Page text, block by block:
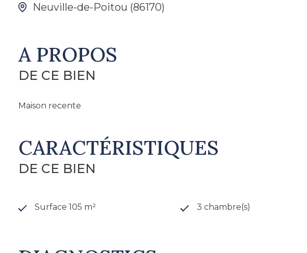
Neuville-de-Poitou (86170)
A PROPOS
DE CE BIEN
Maison recente
CARACTÉRISTIQUES
DE CE BIEN
Surface 105 m² 3 chambre(s)